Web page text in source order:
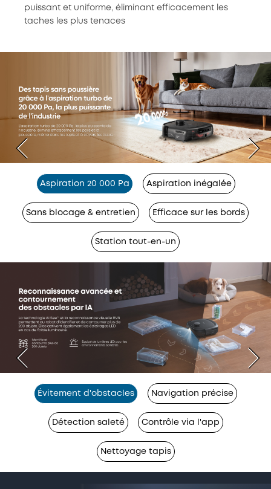
puissant et uniforme, éliminant efficacement les
taches les plus tenaces
Aspiration 20 000 Pa Aspiration inégalée
Sans blocage & entretien Efficace sur les bords
Station tout-en-un
Évitement d'obstacles Navigation précise
Détection saleté Contrôle via l'app
Nettoyage tapis